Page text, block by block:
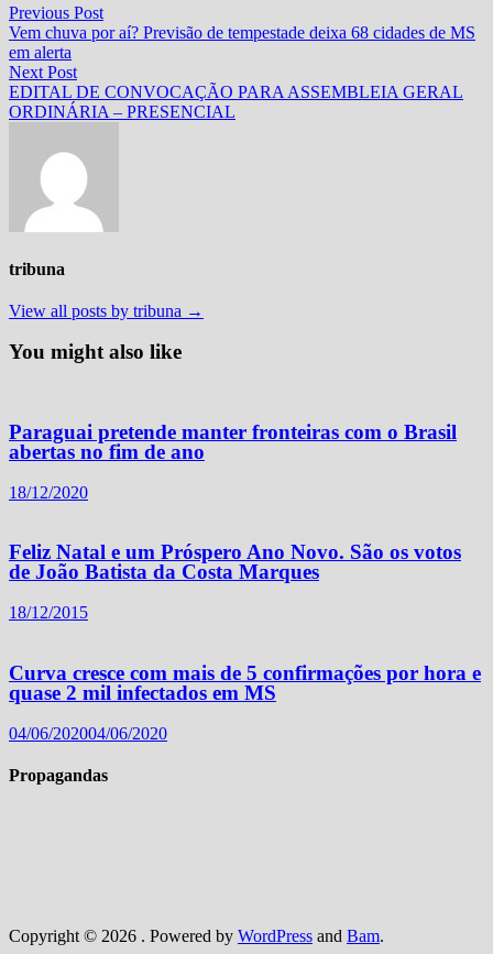
Navegação
de
Post
Previous PostPrevious
post:
Vem chuva por aí? Previsão de tempestade deixa 68 cidades de MS
em alerta
Next PostNext
post:
EDITAL DE CONVOCAÇÃO PARA ASSEMBLEIA GERAL
ORDINÁRIA – PRESENCIAL
tribuna
View all posts by tribuna →
You might also like
Paraguai pretende manter fronteiras com o Brasil
abertas no fim de ano
18/12/2020
Feliz Natal e um Próspero Ano Novo. São os votos
de João Batista da Costa Marques
18/12/2015
Curva cresce com mais de 5 confirmações por hora e
quase 2 mil infectados em MS
04/06/202004/06/2020
Propagandas
Copyright © 2026 . Powered by WordPress and Bam.